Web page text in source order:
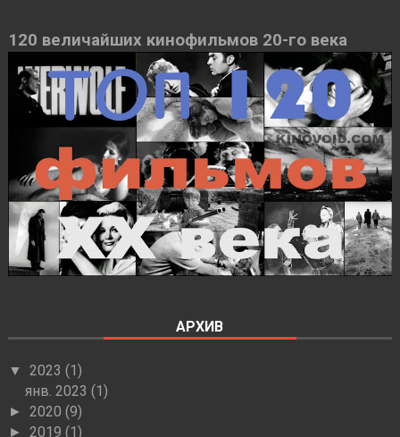
120 величайших кинофильмов 20-го века
АРХИВ
▼ 2023 (1)
янв. 2023(1)
► 2020 (9)
► 2019 (1)